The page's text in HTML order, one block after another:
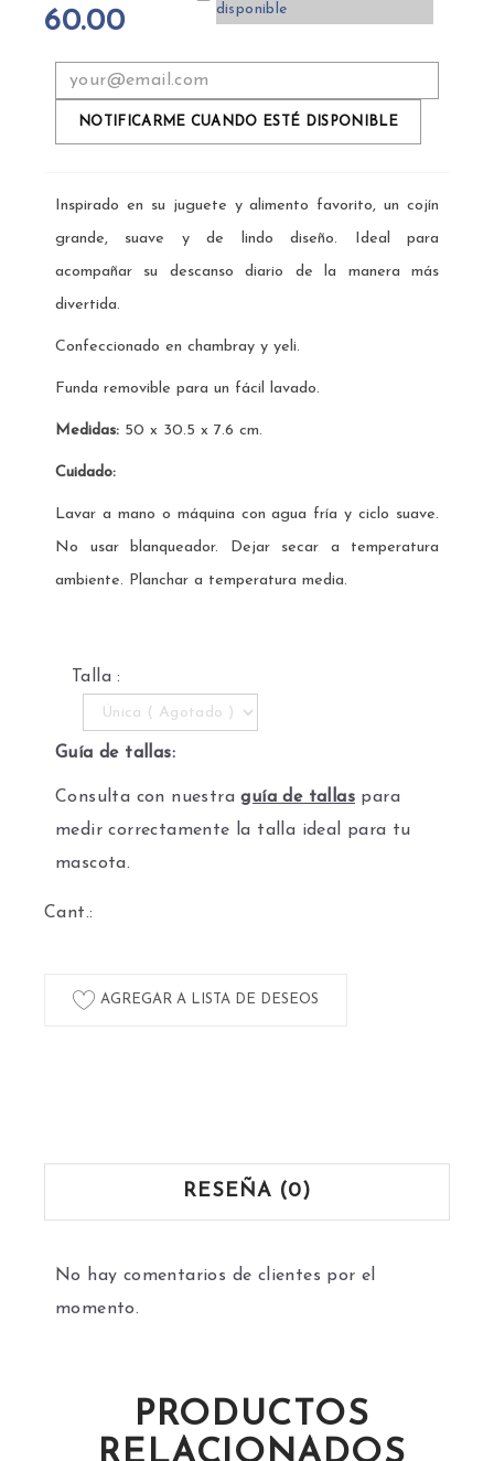
60.00
disponible
NOTIFICARME CUANDO ESTÉ DISPONIBLE
Inspirado en su juguete y alimento favorito, un cojín
grande, suave y de lindo diseño. Ideal para
acompañar su descanso diario de la manera más
divertida.
Confeccionado en chambray y yeli.
Funda removible para un fácil lavado.
Medidas: 50 x 30.5 x 7.6 cm.
Cuidado:
Lavar a mano o máquina con agua fría y ciclo suave.
No usar blanqueador. Dejar secar a temperatura
ambiente. Planchar a temperatura media.
Talla :
Guía de tallas:
Consulta con nuestraguía de tallas para
medir correctamente la talla ideal para tu
mascota.
Cant.:
AGREGAR A LISTA DE DESEOS
RESEÑA (0)
No hay comentarios de clientes por el
momento.
PRODUCTOS